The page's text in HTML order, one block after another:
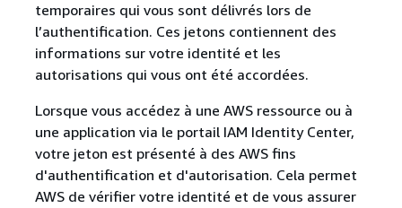
temporaires qui vous sont délivrés lors de
l’authentification. Ces jetons contiennent des
informations sur votre identité et les
autorisations qui vous ont été accordées.
Lorsque vous accédez à une AWS ressource ou à
une application via le portail IAM Identity Center,
votre jeton est présenté à des AWS fins
d'authentification et d'autorisation. Cela permet
AWS de vérifier votre identité et de vous assurer